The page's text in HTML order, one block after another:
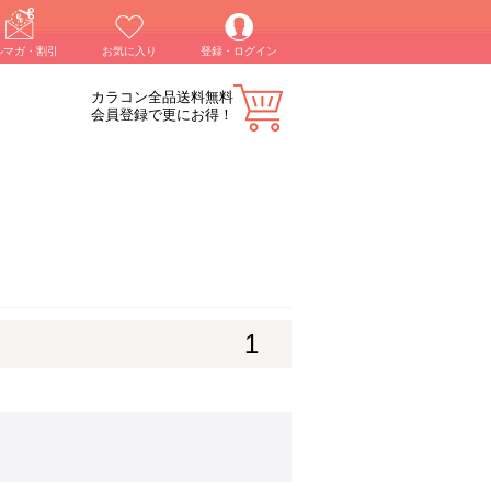
マガ・割引 お気に入り 登録・ログイン
カラコン全品送料無料
会員登録で更にお得！
1